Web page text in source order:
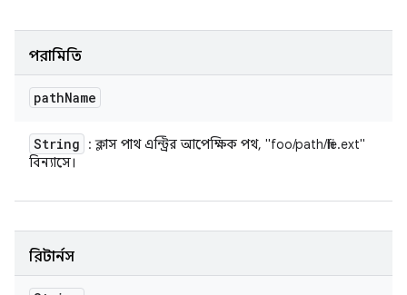
পরামিতি
pathName
String
: ক্লাস পাথ এন্ট্রির আপেক্ষিক পথ, "foo/path/file.ext"
বিন্যাসে।
রিটার্নস